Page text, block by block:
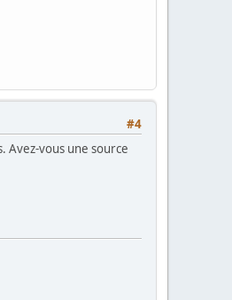
#4
Avez-vous une source